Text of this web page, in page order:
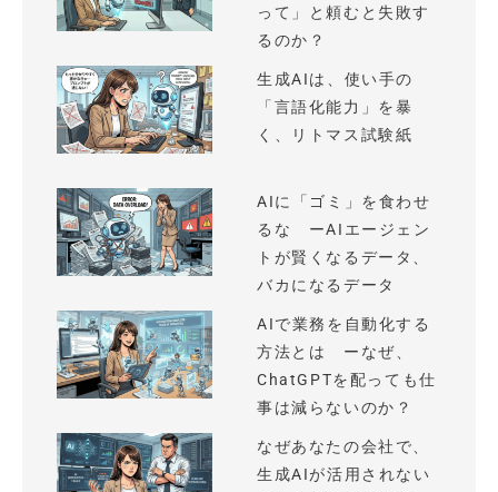
って」と頼むと失敗す
るのか？
生成AIは、使い手の
「言語化能力」を暴
く、リトマス試験紙
AIに「ゴミ」を食わせ
るな ーAIエージェン
トが賢くなるデータ、
バカになるデータ
AIで業務を自動化する
方法とは ーなぜ、
ChatGPTを配っても仕
事は減らないのか？
なぜあなたの会社で、
生成AIが活用されない